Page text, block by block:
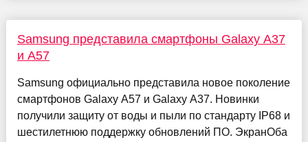
Samsung представила смартфоны Galaxy A37
и A57
Samsung официально представила новое поколение
смартфонов Galaxy A57 и Galaxy A37. Новинки
получили защиту от воды и пыли по стандарту IP68 и
шестилетнюю поддержку обновлений ПО. ЭкранОба